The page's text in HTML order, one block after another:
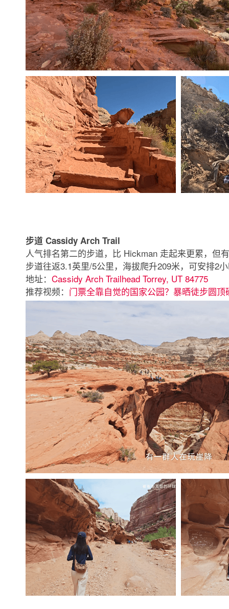
步道 Cassidy Arch Trail
人气排名第二的步道，比 Hickman 走起来更累，但
步道往返3.1英里/5公里，海拔爬升209米，可安排2
地址： Cassidy Arch Trailhead Torrey, UT 84775
推荐视频： 门票全靠自觉的国家公园？暴晒徒步圆顶